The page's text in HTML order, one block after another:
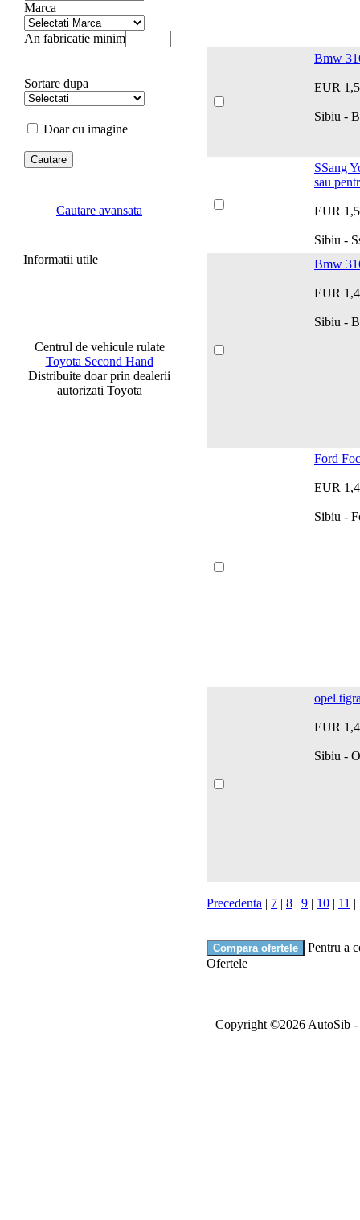
Marca
An fabricatie minim
Sortare dupa
Doar cu imagine
Cautare avansata
Informatii utile
Centrul de vehicule rulate
Toyota Second Hand
Distribuite doar prin dealerii
autorizati Toyota
Bmw
EUR
Sibiu -
SSang
sau
EUR
Sibiu -
Bmw
EUR
Sibiu -
Ford
EUR
Sibiu -
opel
EUR
Sibiu -
Precedenta | 7 | 8 | 9 | 10 | 11 |
Pentru a
Ofertele
Copyright ©2026 AutoSib -